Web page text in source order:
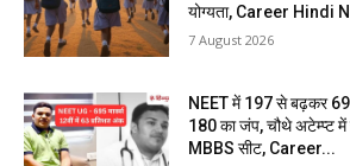
योग्यता, Career Hindi
7 August 2026
NEET में 197 से बढ़कर
180 का जंप, चौथे अटेम्प्ट में
MBBS सीट, Career...